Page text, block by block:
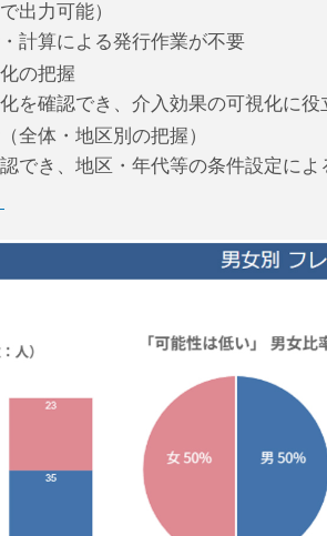
出力可能）
計算による発行作業が不要
の把握
を確認でき、介入効果の可視化に役
全体・地区別の把握）
でき、地区・年代等の条件設定に